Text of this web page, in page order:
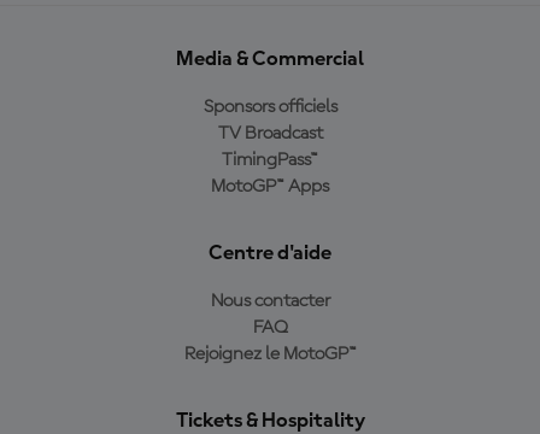
Media & Commercial
Sponsors officiels
TV Broadcast
TimingPass™
MotoGP™ Apps
Centre d'aide
Nous contacter
FAQ
Rejoignez le MotoGP™
Tickets & Hospitality